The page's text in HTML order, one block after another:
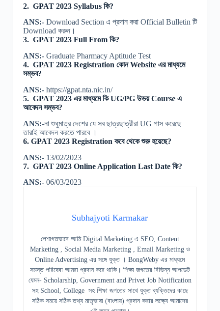
2. GPAT 2023 Syllabus কি?
ANS:- Download Section এ প্রদান করা Official Bulletin টি
Download করুন।
3. GPAT 2023 Full From কি?
ANS:- Graduate Pharmacy Aptitude Test
4. GPAT 2023 Registration কোন Website এর মাধ্যমে
সম্ভব?
ANS:- https://gpat.nta.nic.in/
5. GPAT 2023 এর মাধ্যমে কি UG/PG উভয় Course এ
আবেদন সম্ভব?
ANS:-না শুধুমাত্র দেশের যে সব ছাত্রছাত্রীরা UG পাস করেছে
তারাই আবেদন করতে পারবে ।
6. GPAT 2023 Registration কবে থেকে শুরু হয়েছে?
ANS:- 13/02/2023
7. GPAT 2023 Online Application Last Date কি?
ANS:- 06/03/2023
Subhajyoti Karmakar
পেশাগতভাবে আমি Digital Marketing এ SEO, Content
Marketing , Social Media Marketing , Email Marketing ও
Online Advertising এর সঙ্গে যুক্ত । BongWeby এর মাধ্যমে
সমস্ত পরিষেবা আমরা প্রদান করে থাকি। শিক্ষা জগতের বিভিন্ন আপডেট
যেমন- Scholarship, Government and Privet Job Notification
সহ School, College সহ শিক্ষা জগতের সাথে যুক্ত ব্যক্তিদের কাছে
সঠিক সময়ে সঠিক তথ্য মাতৃভাষা (বাংলায়) প্রদান করার লক্ষ্যে আমাদের